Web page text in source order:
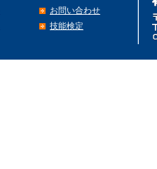
お問い合わせ
技能検定